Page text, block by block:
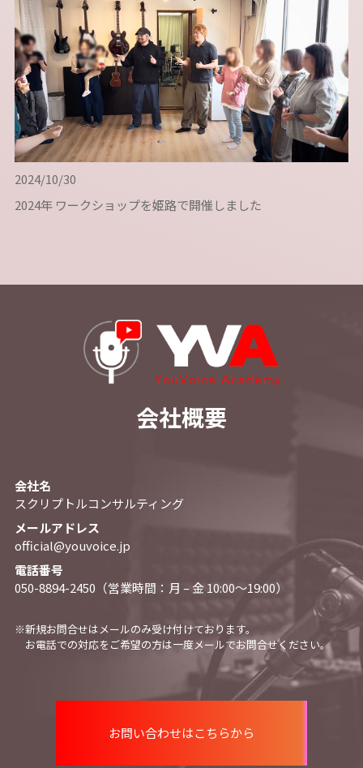
2024/10/30
2024年 ワークショップを姫路で開催しました
会社概要
会社名
スクリプトルコンサルティング
メールアドレス
official@youvoice.jp
電話番号
050-8894-2450（営業時間：月 – 金 10:00〜19:00）
※新規お問合せはメールのみ受け付けております。
お電話での対応をご希望の方は一度メールでお問合せください。
お問い合わせはこちらから